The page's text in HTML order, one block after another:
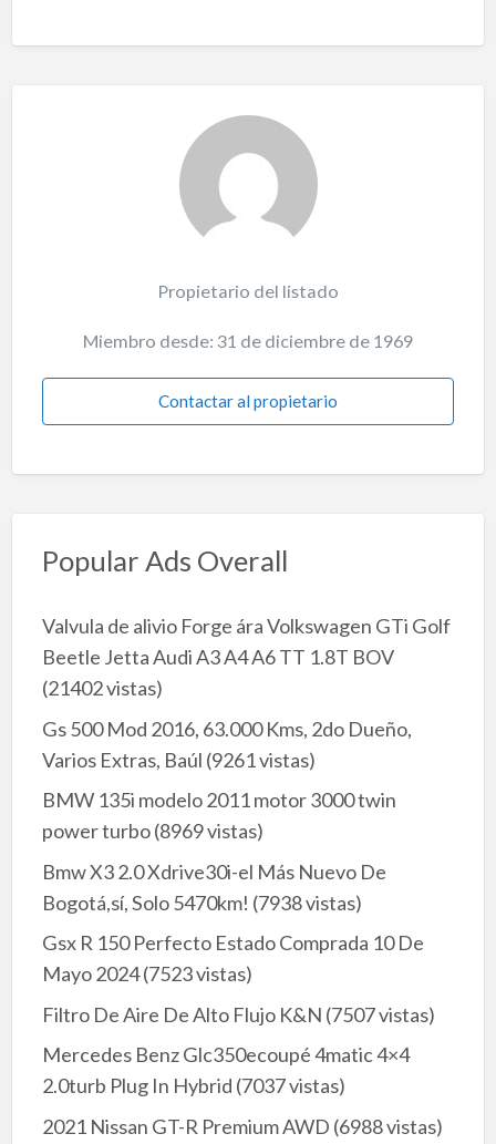
Propietario del listado
Miembro desde: 31 de diciembre de 1969
Contactar al propietario
Popular Ads Overall
Valvula de alivio Forge ára Volkswagen GTi Golf
Beetle Jetta Audi A3 A4 A6 TT 1.8T BOV
(21402 vistas)
Gs 500 Mod 2016, 63.000 Kms, 2do Dueño,
Varios Extras, Baúl (9261 vistas)
BMW 135i modelo 2011 motor 3000 twin
power turbo(8969 vistas)
Bmw X3 2.0 Xdrive30i-el Más Nuevo De
Bogotá,sí, Solo 5470km! (7938 vistas)
Gsx R 150 Perfecto Estado Comprada 10 De
Mayo 2024(7523 vistas)
Filtro De Aire De Alto Flujo K&N (7507 vistas)
Mercedes Benz Glc350ecoupé 4matic 4×4
2.0turb Plug In Hybrid (7037 vistas)
2021 Nissan GT-R Premium AWD (6988 vistas)